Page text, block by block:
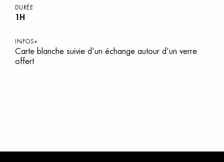
DURÉE
1H
INFOS+
Carte blanche suivie d’un échange autour d’un verre
offert